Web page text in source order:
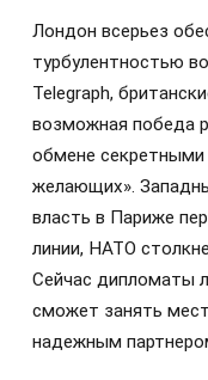
Лондон всерьез
турбулентностью
Telegraph,
возможная победа
обмене секретными
желающих».
власть в Париже
линии, НАТО
Сейчас дипломаты
сможет занять
надежным